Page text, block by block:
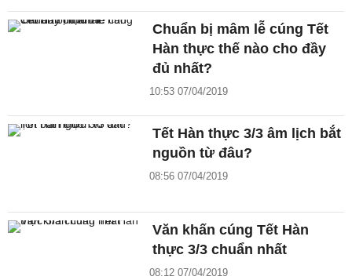
Chuẩn bị mâm lễ cúng Tết
Hàn thực thế nào cho đầy
đủ nhất?
10:53 07/04/2019
Tết Hàn thực 3/3 âm lịch bắt
nguồn từ đâu?
08:56 07/04/2019
Văn khấn cúng Tết Hàn
thực 3/3 chuẩn nhất
08:12 07/04/2019